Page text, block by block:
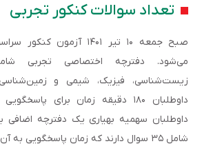
تعداد سوالات کنکور تجربی
صبح جمعه ۱۰ تیر ۱۴۰۱
می‌شود. دفترچه اختصاصی تجربی
داوطلبان ۱۸۰ دقیقه زمان برای
داوطلبان سهمیه بهیاری یک دفترچه اضافی
شامل ۳۵ سوال دارند که زمان پاسخگویی به آن ۲۰ دقیقه است.